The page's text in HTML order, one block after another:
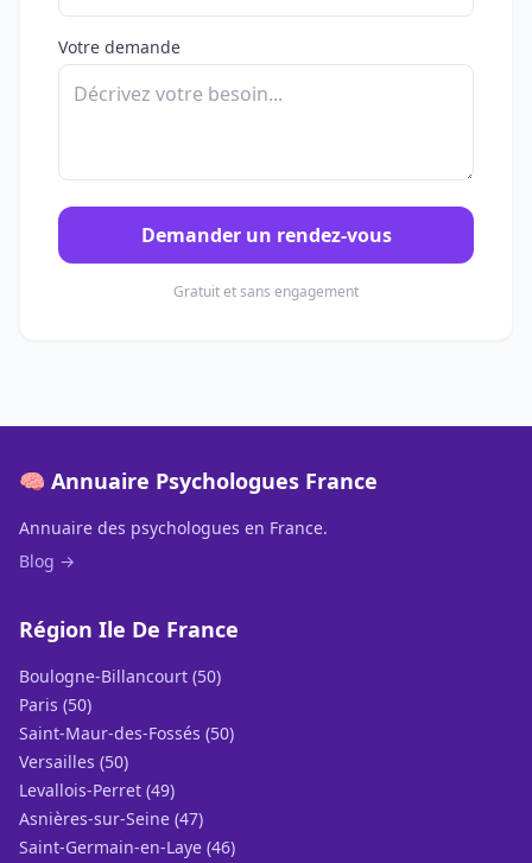
Votre demande
Demander un rendez-vous
Gratuit et sans engagement
🧠 Annuaire Psychologues France
Annuaire des psychologues en France.
Blog →
Région Ile De France
Boulogne-Billancourt (50)
Paris (50)
Saint-Maur-des-Fossés (50)
Versailles (50)
Levallois-Perret (49)
Asnières-sur-Seine (47)
Saint-Germain-en-Laye (46)